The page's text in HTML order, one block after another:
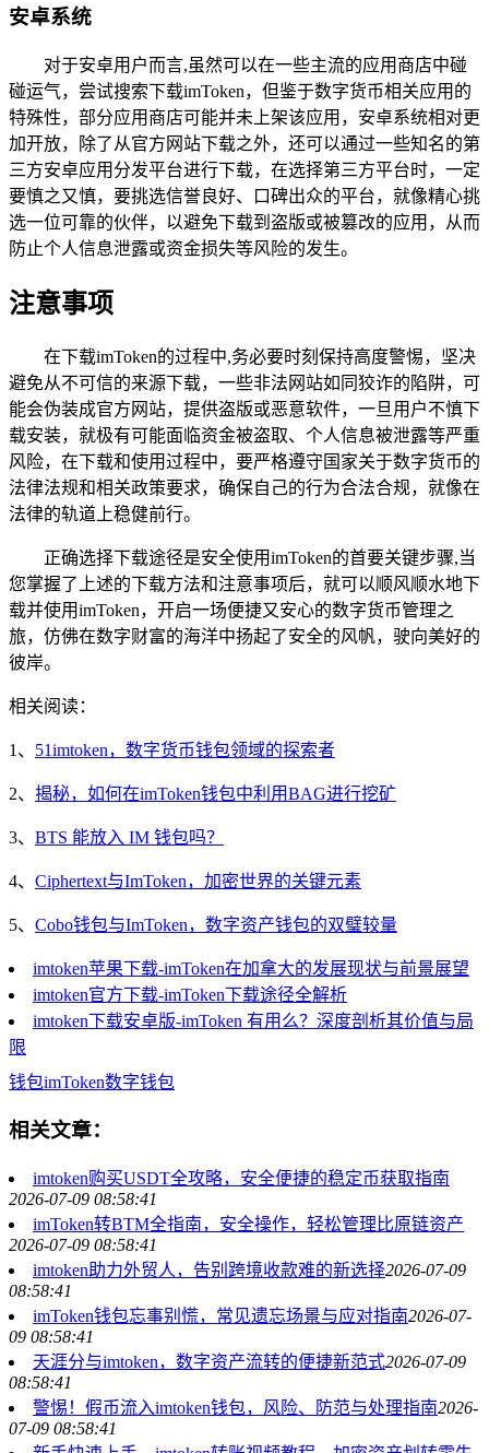
安卓系统
对于安卓用户而言,虽然可以在一些主流的应用商店中碰
碰运气，尝试搜索下载imToken，但鉴于数字货币相关应用的
特殊性，部分应用商店可能并未上架该应用，安卓系统相对更
加开放，除了从官方网站下载之外，还可以通过一些知名的第
三方安卓应用分发平台进行下载，在选择第三方平台时，一定
要慎之又慎，要挑选信誉良好、口碑出众的平台，就像精心挑
选一位可靠的伙伴，以避免下载到盗版或被篡改的应用，从而
防止个人信息泄露或资金损失等风险的发生。
注意事项
在下载imToken的过程中,务必要时刻保持高度警惕，坚决
避免从不可信的来源下载，一些非法网站如同狡诈的陷阱，可
能会伪装成官方网站，提供盗版或恶意软件，一旦用户不慎下
载安装，就极有可能面临资金被盗取、个人信息被泄露等严重
风险，在下载和使用过程中，要严格遵守国家关于数字货币的
法律法规和相关政策要求，确保自己的行为合法合规，就像在
法律的轨道上稳健前行。
正确选择下载途径是安全使用imToken的首要关键步骤,当
您掌握了上述的下载方法和注意事项后，就可以顺风顺水地下
载并使用imToken，开启一场便捷又安心的数字货币管理之
旅，仿佛在数字财富的海洋中扬起了安全的风帆，驶向美好的
彼岸。
相关阅读：
1、 51imtoken，数字货币钱包领域的探索者
2、 揭秘，如何在imToken钱包中利用BAG进行挖矿
3、 BTS 能放入 IM 钱包吗？
4、 Ciphertext与ImToken，加密世界的关键元素
5、 Cobo钱包与ImToken，数字资产钱包的双璧较量
imtoken苹果下载-imToken在加拿大的发展现状与前景展望
imtoken官方下载-imToken下载途径全解析
imtoken下载安卓版-imToken 有用么？深度剖析其价值与局
限
钱包imToken数字钱包
相关文章：
imtoken购买USDT全攻略，安全便捷的稳定币获取指南
2026-07-09 08:58:41
imToken转BTM全指南，安全操作，轻松管理比原链资产
2026-07-09 08:58:41
imtoken助力外贸人，告别跨境收款难的新选择2026-07-09
08:58:41
imToken钱包忘事别慌，常见遗忘场景与应对指南2026-07-
09 08:58:41
天涯分与imtoken，数字资产流转的便捷新范式2026-07-09
08:58:41
警惕！假币流入imtoken钱包，风险、防范与处理指南2026-
07-09 08:58:41